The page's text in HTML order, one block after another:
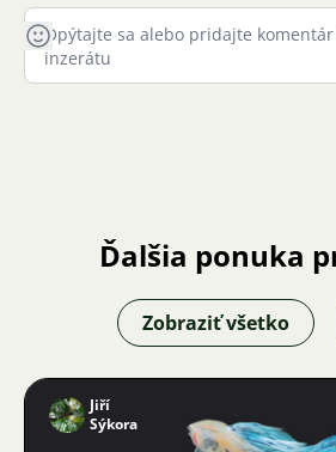
Ďalšia ponuka
Zobraziť všetko
Jiří
Sýkora